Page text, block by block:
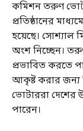
কমিশন তরুণ
প্রতিষ্ঠানের
হয়েছে। সোশ্যাল
অংশ নিচ্ছেন।
প্রভাবিত করতে
আকৃষ্ট করার জন্য
ভোটাররা দেশের
পারেন।